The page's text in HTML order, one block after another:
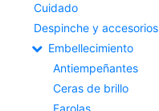
Cuidado
Despinche y accesorios
Embellecimiento
Antiempeñantes
Ceras de brillo
Farolas